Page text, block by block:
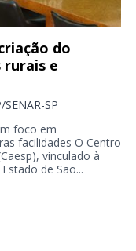
do
rurais e
SENAR-SP
foco em
facilidades O Centro
vinculado à
de São...